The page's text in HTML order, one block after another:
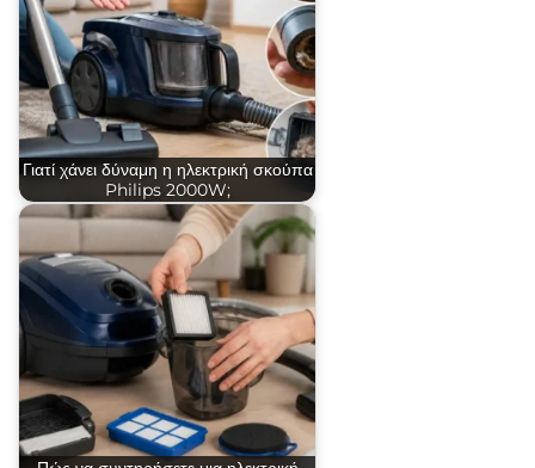
Γιατί χάνει δύναμη η ηλεκτρική σκούπα
Philips 2000W;